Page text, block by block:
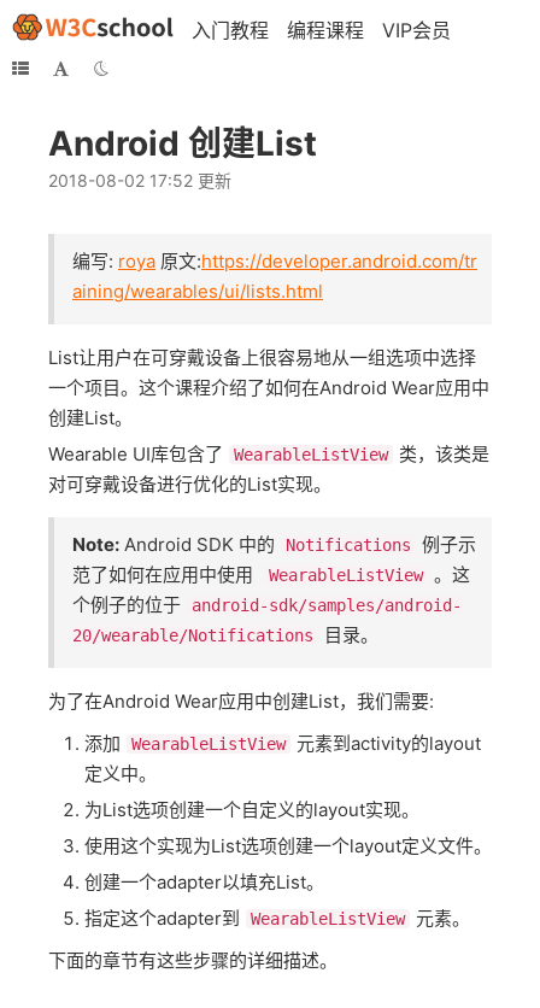
入门教程 编程课程 VIP会员
Android 创建List
2018-08-02 17:52 更新
编写: roya 原文:https://developer.android.com/tr
aining/wearables/ui/lists.html
List让用户在可穿戴设备上很容易地从一组选项中选择
一个项目。这个课程介绍了如何在Android Wear应用中
创建List。
Wearable UI库包含了
WearableListView
类，该类是
对可穿戴设备进行优化的List实现。
Note: Android SDK 中的 Notifications
例子示
范了如何在应用中使用
WearableListView 。这
个例子的位于
android-sdk/samples/android-
20/wearable/Notifications
目录。
为了在Android Wear应用中创建List，我们需要:
添加
WearableListView 元素到activity的layout
定义中。
为List选项创建一个自定义的layout实现。
使用这个实现为List选项创建一个layout定义文件。
创建一个adapter以填充List。
指定这个adapter到
WearableListView 元素。
下面的章节有这些步骤的详细描述。